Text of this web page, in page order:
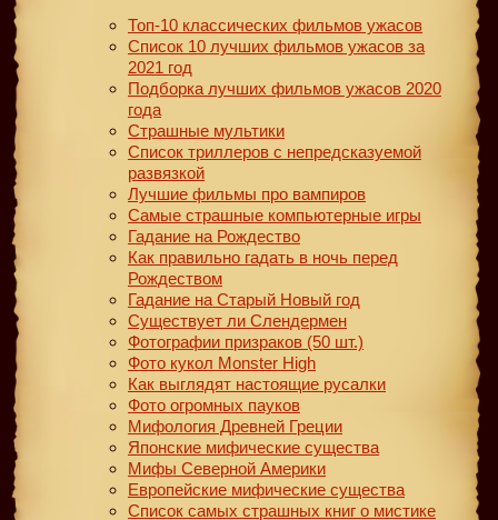
Топ-10 классических фильмов ужасов
Список 10 лучших фильмов ужасов за
2021 год
Подборка лучших фильмов ужасов 2020
года
Страшные мультики
Список триллеров с непредсказуемой
развязкой
Лучшие фильмы про вампиров
Самые страшные компьютерные игры
Гадание на Рождество
Как правильно гадать в ночь перед
Рождеством
Гадание на Старый Новый год
Существует ли Слендермен
Фотографии призраков (50 шт.)
Фото кукол Monster High
Как выглядят настоящие русалки
Фото огромных пауков
Мифология Древней Греции
Японские мифические существа
Мифы Северной Америки
Европейские мифические существа
Список самых страшных книг о мистике